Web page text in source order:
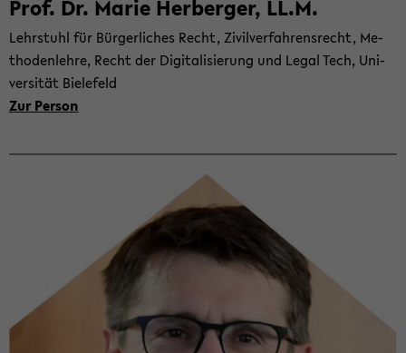
Prof. Dr. Marie Her­ber­ger, LL.M.
Lehr­stuhl für Bür­ger­li­ches Recht, Zi­vil­ver­fah­rens­recht, Me­
tho­den­leh­re, Recht der Di­gi­ta­li­sie­rung und Legal Tech, Uni­
ver­si­tät Bie­le­feld
Zur Per­son